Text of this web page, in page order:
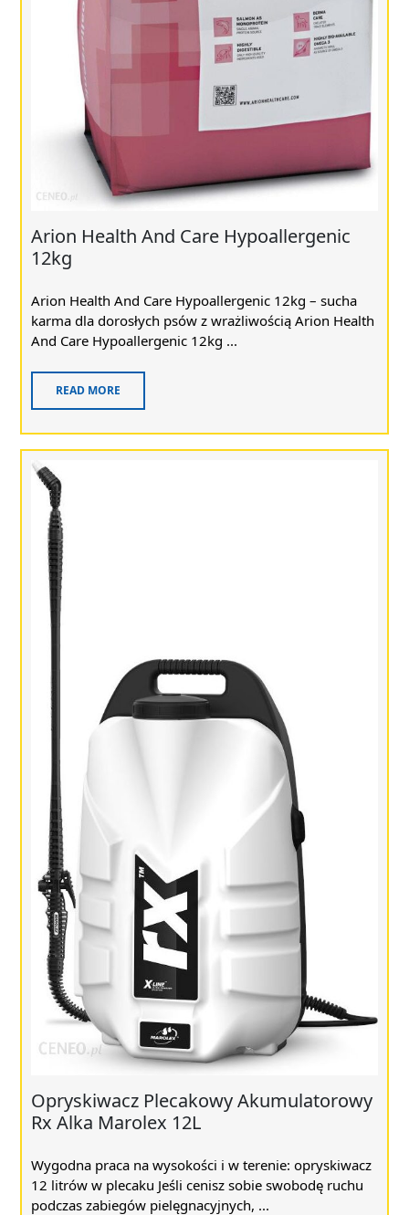
Arion Health And Care Hypoallergenic
12kg
Arion Health And Care Hypoallergenic 12kg – sucha
karma dla dorosłych psów z wrażliwością Arion Health
And Care Hypoallergenic 12kg ...
READ MORE
Opryskiwacz Plecakowy Akumulatorowy
Rx Alka Marolex 12L
Wygodna praca na wysokości i w terenie: opryskiwacz
12 litrów w plecaku Jeśli cenisz sobie swobodę ruchu
podczas zabiegów pielęgnacyjnych, ...